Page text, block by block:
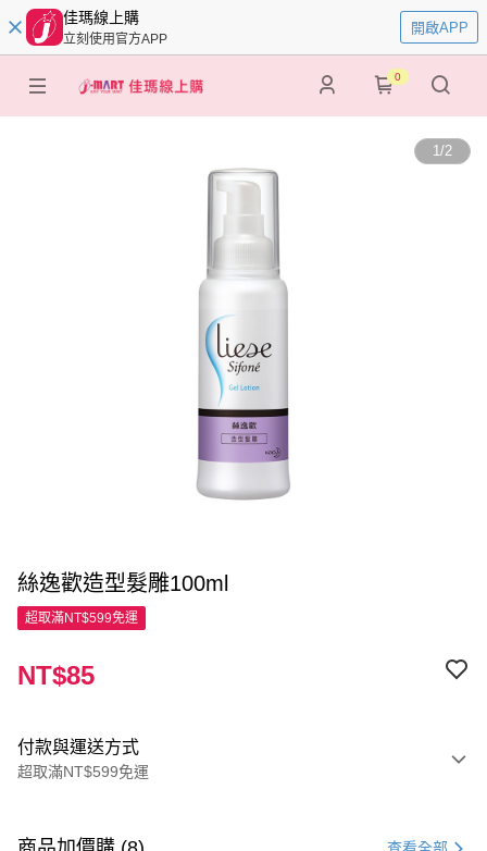
佳瑪線上購
立刻使用官方APP
開啟APP
0
1/2
絲逸歡造型髮雕100ml
超取滿NT$599免運
NT$85
付款與運送方式
超取滿NT$599免運
信用卡一次付款